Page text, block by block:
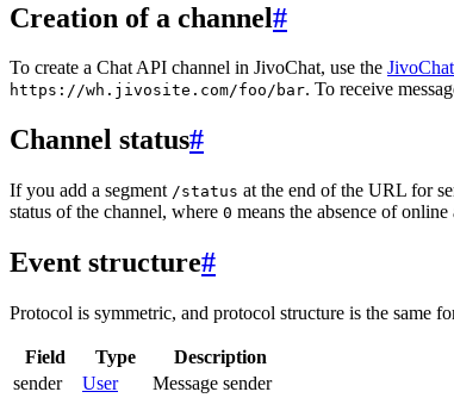
Creation of a channel#
To create a Chat API channel in JivoChat, use the
https://wh.jivosite.com/foo/bar. To receive
Channel status#
If you add a segment /status at the end of the URL for
status of the channel, where 0 means the absence of online
Event structure#
Protocol is symmetric, and protocol structure is the same
Field Type
Description
sender
User
Message sender